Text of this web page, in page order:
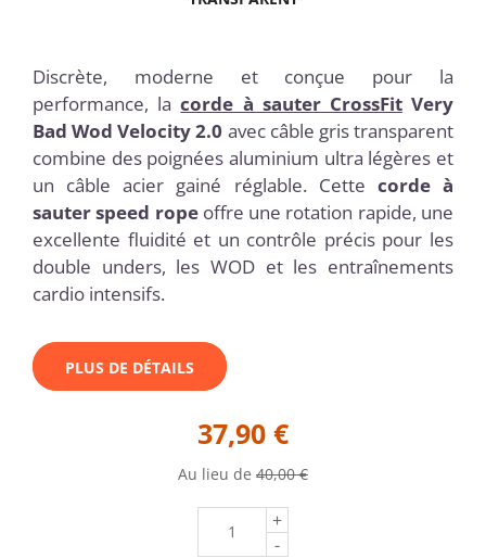
Discrète, moderne et conçue pour la
performance, lacorde à sauter CrossFit Very
Bad Wod Velocity 2.0 avec câble gris transparent
combine des poignées aluminium ultra légères et
un câble acier gainé réglable. Cette corde à
sauter speed ropeoffre une rotation rapide, une
excellente fluidité et un contrôle précis pour les
double unders, les WOD et les entraînements
cardio intensifs.
PLUS DE DÉTAILS
37,90 €
Au lieu de 40,00 €
+
-